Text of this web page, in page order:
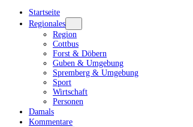
Startseite
Regionales
Region
Cottbus
Forst & Döbern
Guben & Umgebung
Spremberg & Umgebung
Sport
Wirtschaft
Personen
Damals
Kommentare